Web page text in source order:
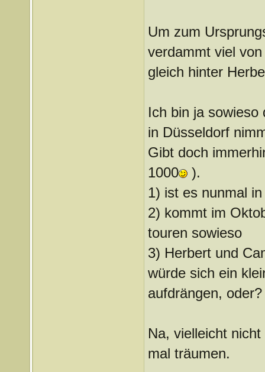
Um zum
verdammt viel
gleich hinter
Ich bin ja sowieso
in Düsseldorf
Gibt doch
1000 ).
1) ist es nunmal
2) kommt im
touren sowieso
3) Herbert und
würde sich ein
aufdrängen, oder?
Na, vielleicht
mal träumen.